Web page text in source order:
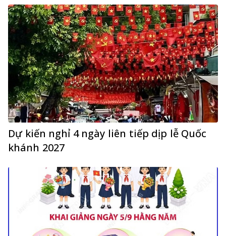
Dự kiến nghỉ 4 ngày liên tiếp dịp lễ Quốc
khánh 2027